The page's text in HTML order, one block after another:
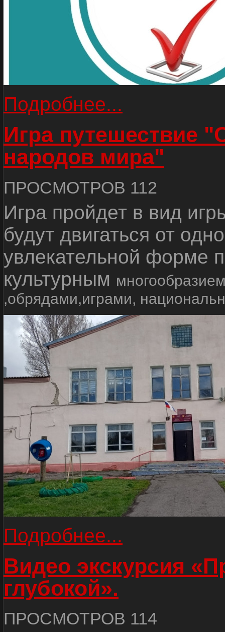
Подробнее...
Игра путешествие
народов мира"
ПРОСМОТРОВ 112
Игра пройдет в вид
будут двигаться от
увлекательной форме
культурным
,обрядами,играми,
Подробнее...
Видео экскурсия
глубокой».
ПРОСМОТРОВ 114